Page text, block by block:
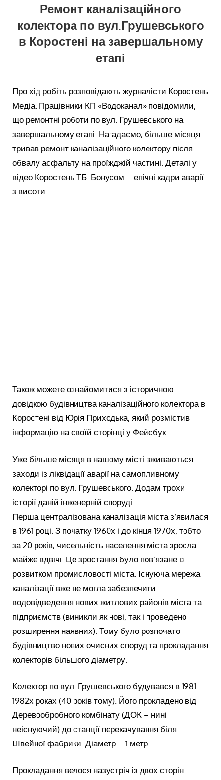
Ремонт каналізаційного
колектора по вул.Грушевського
в Коростені на завершальному
етапі
Про хід робіть розповідають журналісти Коростень
Медіа. Працівники КП «Водоканал» повідомили,
що ремонтні роботи по вул. Грушевського на
завершальному етапі. Нагадаємо, більше місяця
тривав ремонт каналізаційного колектору після
обвалу асфальту на проїжджій частині. Деталі у
відео Коростень ТБ. Бонусом – епічні кадри аварії
з висоти.
Також можете ознайомитися з історичною
довідкою будівництва каналізаційного колектора в
Коростені від Юрія Приходька, який розмістив
інформацію на своїй сторінці у Фейсбук.
Уже більше місяця в нашому місті вживаються
заходи із ліквідації аварії на самопливному
колекторі по вул. Грушевського. Додам трохи
історії даній інженерній споруді.
Перша централізована каналізація міста з’явилася
в 1961 році. З початку 1960х і до кінця 1970х, тобто
за 20 років, чисельність населення міста зросла
майже вдвічі. Це зростання було пов’язане із
розвитком промисловості міста. Існуюча мережа
каналізації вже не могла забезпечити
водовідведення нових житлових районів міста та
підприємств (виникли як нові, так і проведено
розширення наявних). Тому було розпочато
будівництво нових очисних споруд та прокладання
колекторів більшого діаметру.
Колектор по вул. Грушевського будувався в 1981-
1982х роках (40 років тому). Його прокладено від
Деревообробного комбінату (ДОК – нині
неіснуючий) до станції перекачування біля
Швейної фабрики. Діаметр – 1 метр.
Прокладання велося назустріч із двох сторін.